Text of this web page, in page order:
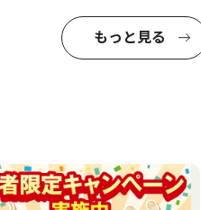
もっと見る